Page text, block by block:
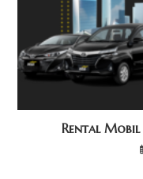
Rental Mobil